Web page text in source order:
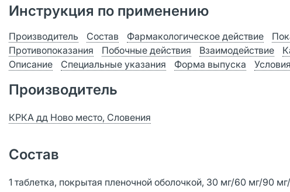
Инструкция по применению
Производитель Состав Фармакологическое действие
Противопоказания
Побочные действия Взаимодействие
Описание
Специальные указания Форма выпуска
Производитель
КРКА дд Ново место, Словения
Состав
1 таблетка, покрытая пленочной оболочкой, 30 мг/60 мг/90